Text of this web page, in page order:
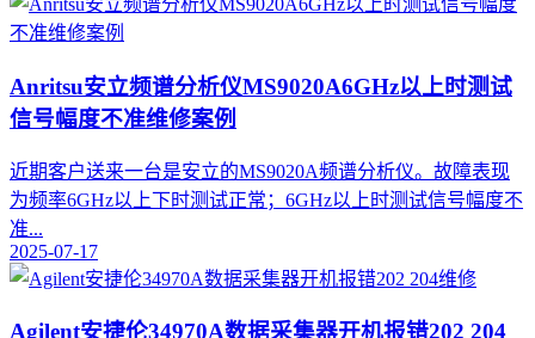
Anritsu安立频谱分析仪MS9020A6GHz以上时测试
信号幅度不准维修案例
近期客户送来一台是安立的MS9020A频谱分析仪。故障表现
为频率6GHz以上下时测试正常；6GHz以上时测试信号幅度不
准...
2025-07-17
Agilent安捷伦34970A数据采集器开机报错202 204